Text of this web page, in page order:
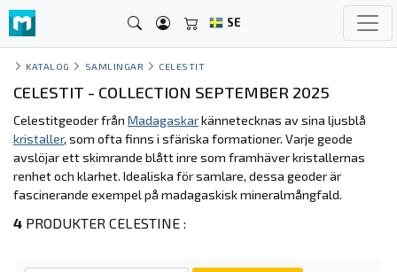
SE
KATALOG SAMLINGAR CELESTIT
CELESTIT - COLLECTION SEPTEMBER 2025
Celestitgeoder från Madagaskarkännetecknas av sina ljusblå
kristaller, som ofta finns i sfäriska formationer. Varje geode
avslöjar ett skimrande blått inre som framhäver kristallernas
renhet och klarhet. Idealiska för samlare, dessa geoder är
fascinerande exempel på madagaskisk mineralmångfald.
4 PRODUKTER CELESTINE :